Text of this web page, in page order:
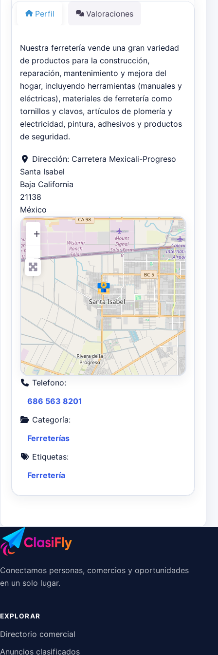
Perfil Valoraciones
Nuestra ferretería vende una gran variedad
de productos para la construcción,
reparación, mantenimiento y mejora del
hogar, incluyendo herramientas (manuales y
eléctricas), materiales de ferretería como
tornillos y clavos, artículos de plomería y
electricidad, pintura, adhesivos y productos
de seguridad.
Dirección: Carretera Mexicali-Progreso
Santa Isabel
Baja California
21138
México
+
−
Telefono:
686 563 8201
Categoría:
Ferreterías
Etiquetas:
Ferretería
Conectamos personas, comercios y oportunidades
en un solo lugar.
EXPLORAR
Directorio comercial
Anuncios clasificados